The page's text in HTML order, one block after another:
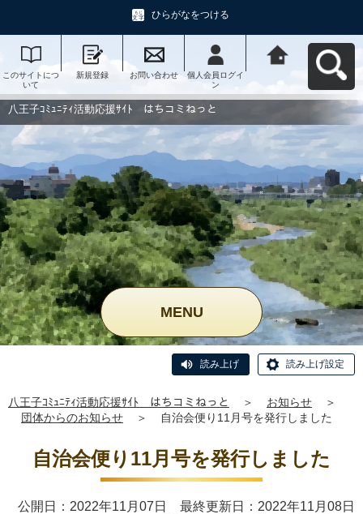
ひらがなをつける
このサイトにつ
いて
新規登録 お問い合わせ
個人会員ログイ
ン
動応援ｻｲﾄ はち
コミねっとへ戻
八王子ｺﾐｭﾆﾃｨ活動応援ｻｲﾄ はちコミねっと
MENU
読み上げ 読み上げ設定
八王子ｺﾐｭﾆﾃｨ活動応援ｻｲﾄ はちコミねっと ＞ お知らせ
＞
団体からのお知らせ
＞ 自治会便り11月号を発行しました
自治会便り11月号を発行しました
公開日：2022年11月07日 最終更新日：2022年11月08日